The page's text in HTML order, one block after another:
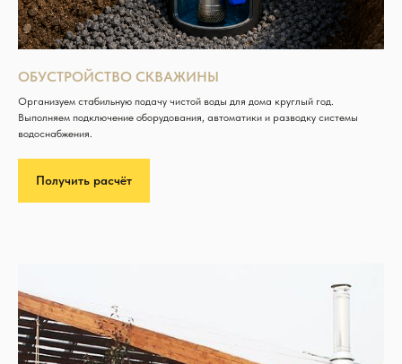
ОБУСТРОЙСТВО СКВАЖИНЫ
Организуем стабильную подачу чистой воды для дома круглый год.
Выполняем подключение оборудования, автоматики и разводку системы
водоснабжения.
Получить расчёт